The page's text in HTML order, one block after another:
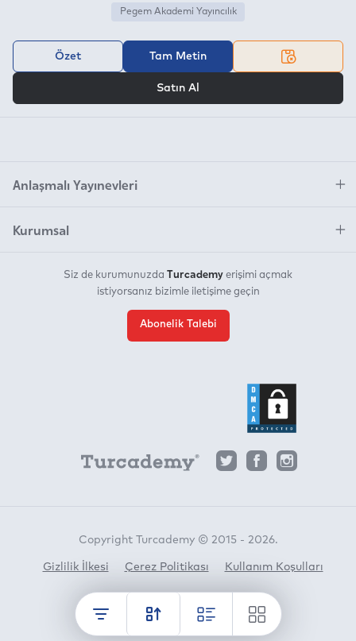
Pegem Akademi Yayıncılık
Özet Tam Metin
Satın Al
Anlaşmalı Yayınevleri
Kurumsal
Siz de kurumunuzda Turcademy erişimi açmak
istiyorsanız bizimle iletişime geçin
Abonelik Talebi
Copyright Turcademy © 2015 - 2026.
Gizlilik İlkesi Çerez Politikası Kullanım Koşulları
crafted by Horato